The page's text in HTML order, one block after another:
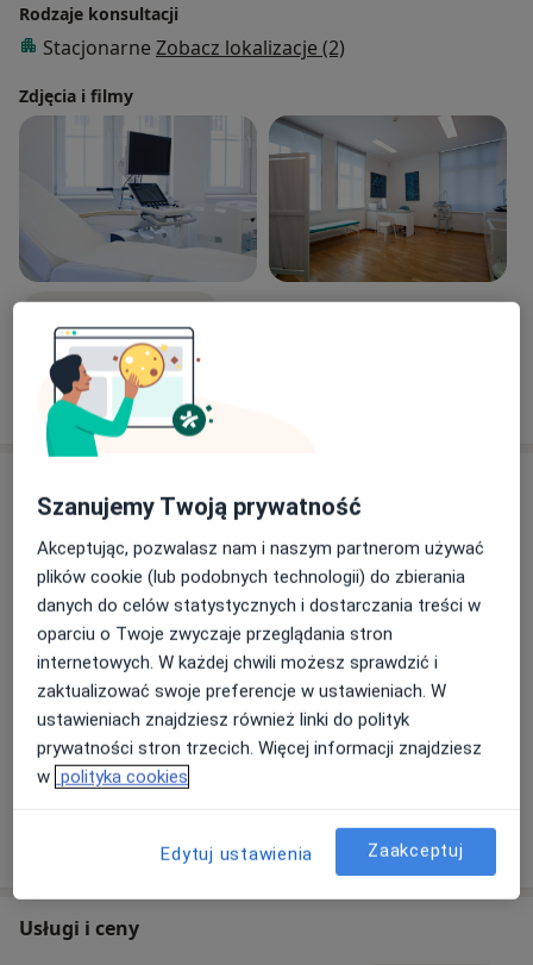
Rodzaje konsultacji
Stacjonarne Zobacz lokalizacje (2)
Zdjęcia i filmy
lek. Elwira Stasiuk
Sucha 39A lok. 103, 80-531 Gdańsk
Zapraszam również na wizyty w nowym
podmiocie leczniczym KLINIKA BAŁTYCKA
05/10/2023
Usługi i ceny
Szanujemy Twoją prywatność
Akceptując, pozwalasz nam i naszym partnerom używać
plików cookie (lub podobnych technologii) do zbierania
danych do celów statystycznych i dostarczania treści w
oparciu o Twoje zwyczaje przeglądania stron
internetowych. W każdej chwili możesz sprawdzić i
zaktualizować swoje preferencje w ustawieniach. W
ustawieniach znajdziesz również linki do polityk
prywatności stron trzecich. Więcej informacji znajdziesz
w polityka cookies
Edytuj ustawienia Zaakceptuj